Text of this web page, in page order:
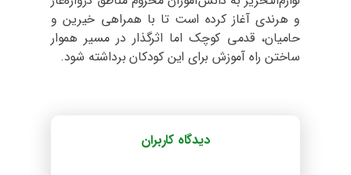
و هرندی آغاز کرده است تا با همراهی خیرین و
حامیان، قدمی کوچک اما اثرگذار در مسیر هموار
ساختن راه آموزش برای این کودکان برداشته شود.
دیدگاه کاربران